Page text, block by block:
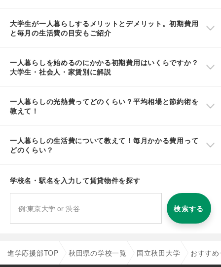
大学生が一人暮らしするメリットとデメリット。初期費用
と毎月の生活費の目安もご紹介
一人暮らしを始めるのにかかる初期費用はいくらですか？
大学生・社会人・家賃別に解説
一人暮らしの光熱費ってどのくらい？平均相場と節約術を
教えて！
一人暮らしの生活費について教えて！毎月かかる費用って
どのくらい？
学校名・駅名を入力して賃貸物件を探す
検索する
進学応援部TOP 秋田県の学校一覧 国立秋田大学 おすす